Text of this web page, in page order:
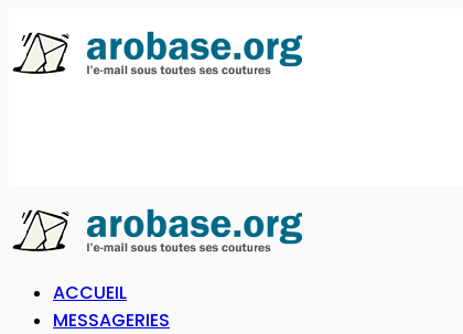
ACCUEIL
MESSAGERIES